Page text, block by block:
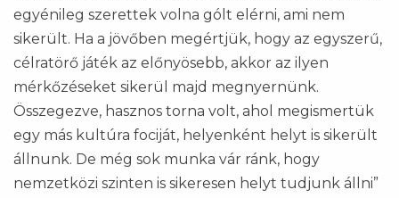
egyénileg szerettek volna gólt elérni, ami nem
sikerült. Ha a jövőben megértjük, hogy az egyszerű,
célratörő játék az előnyösebb, akkor az ilyen
mérkőzéseket sikerül majd megnyernünk.
Összegezve, hasznos torna volt, ahol megismertük
egy más kultúra fociját, helyenként helyt is sikerült
állnunk. De még sok munka vár ránk, hogy
nemzetközi szinten is sikeresen helyt tudjunk állni”